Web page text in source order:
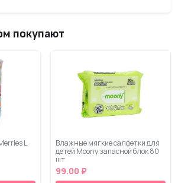
покупают
L
Влажные мягкие салфетки для
детей Moony запасной блок 80
шт
99.00 ₽